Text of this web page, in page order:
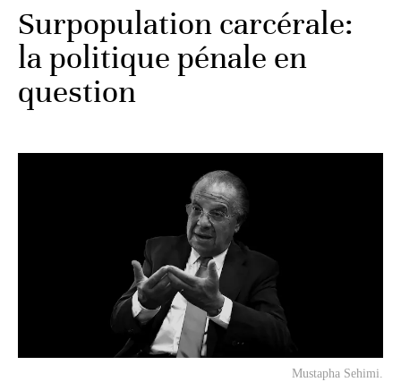
Surpopulation carcérale:
la politique pénale en
question
Mustapha Sehimi.